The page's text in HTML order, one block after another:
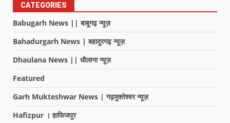
CATEGORIES
Babugarh News || बाबूगढ़ न्यूज़
Bahadurgarh News | बहादुरगढ़ न्यूज़
Dhaulana News || धौलाना न्यूज़
Featured
Garh Mukteshwar News | गढ़मुक्तेश्वर न्यूज़
Hafizpur । हाफिजपुर